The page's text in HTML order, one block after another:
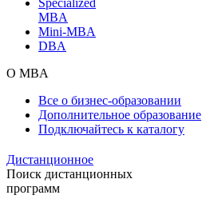
MBA
Mini-MBA
DBA
О MBA
Все о бизнес-образовании
Дополнительное образование
Подключайтесь к каталогу
Дистанционное
Поиск дистанционных
программ